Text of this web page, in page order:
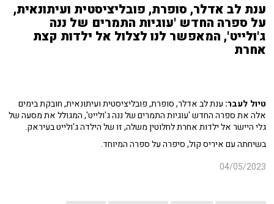
ענת לב אדלר, סופרת, פובליציסטית ועיתונאית,
על ספרה החדש 'עוגיות התמרים של ננה
ג'ולייט', המאפשר לנו לצלול אל ילדות קצת
אחרת
טיול לעבר: ענת לב אדלר, סופרת, פובליציסטית ועיתונאית, חובקת בימים
אלה את ספרה החדש 'עוגיות התמרים של ננה ג'ולייט', המגולל את מסעה של
גלי היישר אל ילדות אחרת לחלוטין משלה, זו של הילדה ג'ולייט בעיראק.
בשיחתה עם איריס קול, סיפרה על ספרה המיוחד.
04/05/2023